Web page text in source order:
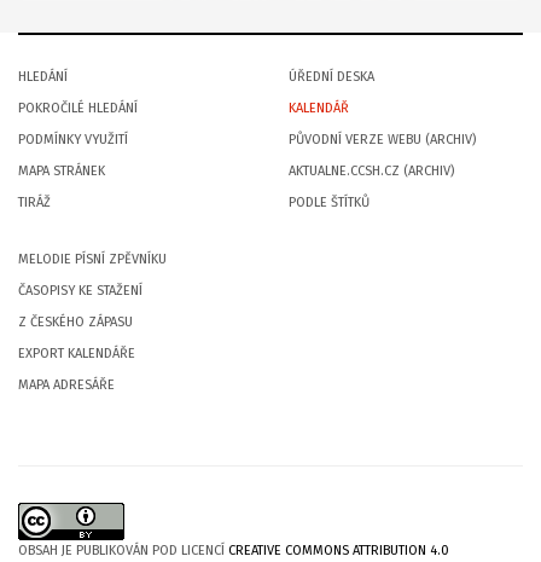
HLEDÁNÍ
POKROČILÉ HLEDÁNÍ
PODMÍNKY VYUŽITÍ
MAPA STRÁNEK
TIRÁŽ
ÚŘEDNÍ DESKA
KALENDÁŘ
PŮVODNÍ VERZE WEBU (ARCHIV)
AKTUALNE.CCSH.CZ (ARCHIV)
PODLE ŠTÍTKŮ
MELODIE PÍSNÍ ZPĚVNÍKU
ČASOPISY KE STAŽENÍ
Z ČESKÉHO ZÁPASU
EXPORT KALENDÁŘE
MAPA ADRESÁŘE
OBSAH JE PUBLIKOVÁN POD LICENCÍ CREATIVE COMMONS ATTRIBUTION 4.0